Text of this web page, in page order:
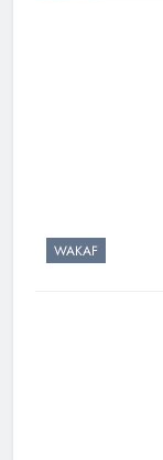
WAKAF